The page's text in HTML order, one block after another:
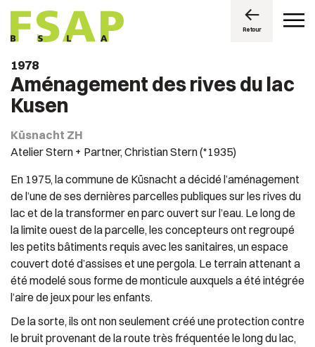
Retour
1978
Aménagement des rives du lac
Kusen
Küsnacht ZH
Atelier Stern + Partner, Christian Stern (*1935)
En 1975, la commune de Küsnacht a décidé l’aménagement
de l’une de ses dernières parcelles publiques sur les rives du
lac et de la transformer en parc ouvert sur l’eau. Le long de
la limite ouest de la parcelle, les concepteurs ont regroupé
les petits bâtiments requis avec les sanitaires, un espace
couvert doté d’assises et une pergola. Le terrain attenant a
été modelé sous forme de monticule auxquels a été intégrée
l’aire de jeux pour les enfants.
De la sorte, ils ont non seulement créé une protection contre
le bruit provenant de la route très fréquentée le long du lac,